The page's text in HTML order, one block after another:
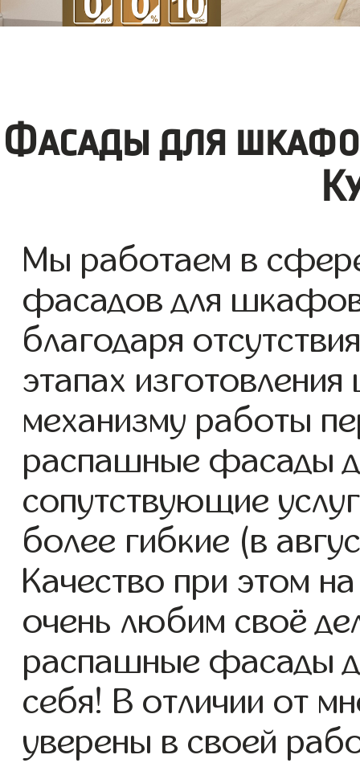
Фасады для
Мы работаем в
фасадов для
благодаря
этапах
механизму работы
распашные фасады
сопутствующие
более гибкие (в
Качество при этом
очень любим своё
распашные фасады
себя! В отличии от
уверены в своей